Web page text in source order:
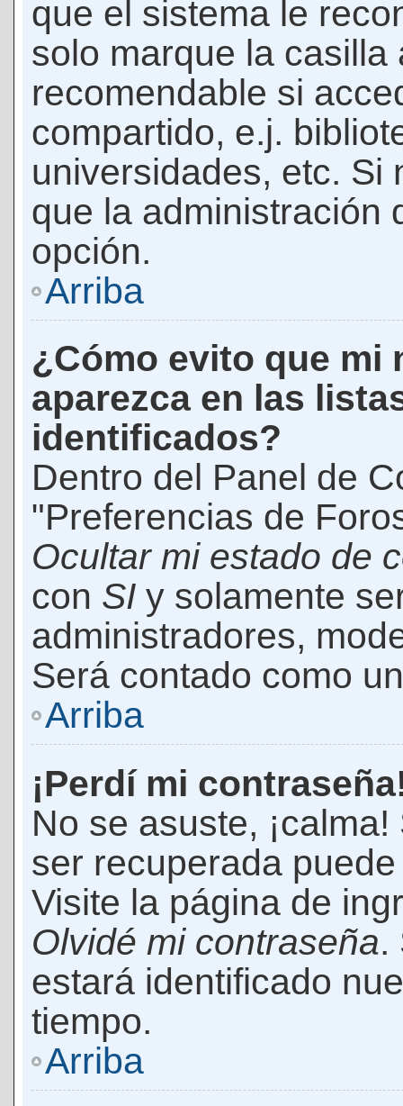
que el sistema le
solo marque la casilla
recomendable si
compartido, e.j.
universidades, etc. Si
que la administración
opción.
Arriba
¿Cómo evito que mi
aparezca en las
identificados?
Dentro del Panel de
"Preferencias de
Ocultar mi estado de
con SI y solamente
administradores,
Será contado como
Arriba
¡Perdí mi
No se asuste,
ser recuperada
Visite la página de
Olvidé mi contraseña.
estará identificado
tiempo.
Arriba